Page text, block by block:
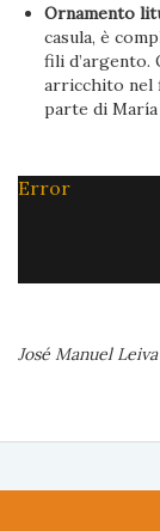
Ornamento
casula, è
fili
arricchito nel
parte di María
Error
José Manuel